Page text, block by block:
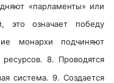
«парламенты» или
это означает победу
монархи подчиняют
8. Проводятся
система. 9. Создается